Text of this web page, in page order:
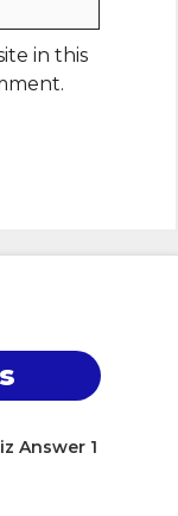
in this
Answer 1